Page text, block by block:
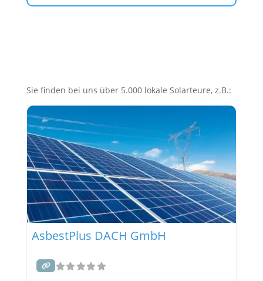
Sie finden bei uns über 5.000 lokale Solarteure, z.B.:
AsbestPlus DACH GmbH